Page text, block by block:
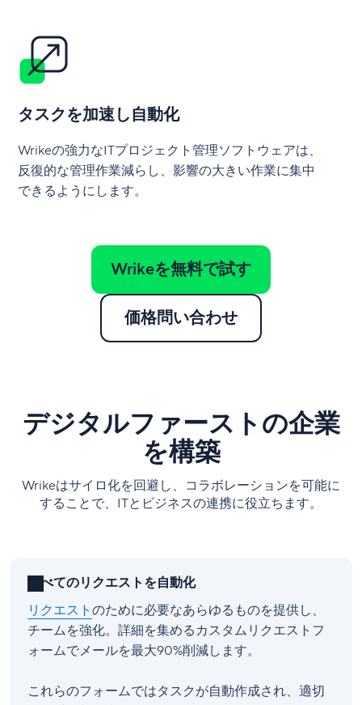
タスクを加速し自動化
Wrikeの強力なITプロジェクト管理ソフトウェアは、
反復的な管理作業減らし、影響の大きい作業に集中
できるようにします。
Wrikeを無料で試す
価格問い合わせ
デジタルファーストの企業
を構築
Wrikeはサイロ化を回避し、コラボレーションを可能に
することで、ITとビジネスの連携に役立ちます。
すべてのリクエストを自動化
リクエスト のために必要なあらゆるものを提供し、
チームを強化。詳細を集めるカスタムリクエストフ
ォームでメールを最大90%削減します。
これらのフォームではタスクが自動作成され、適切